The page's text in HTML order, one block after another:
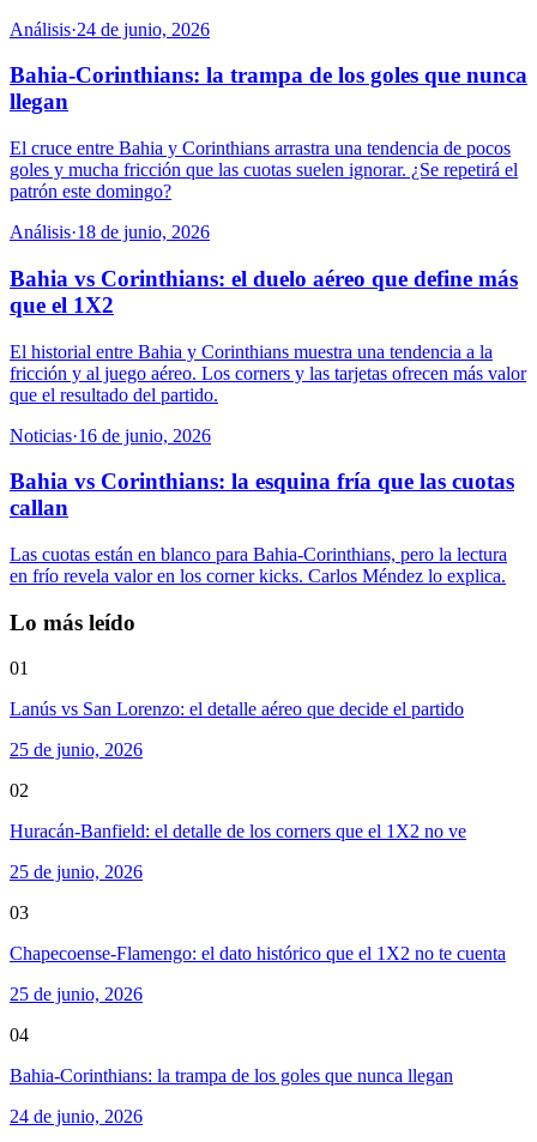
Análisis·24 de junio, 2026
Bahia-Corinthians: la trampa de los goles que nunca
llegan
El cruce entre Bahia y Corinthians arrastra una tendencia de pocos
goles y mucha fricción que las cuotas suelen ignorar. ¿Se repetirá el
patrón este domingo?
Análisis·18 de junio, 2026
Bahia vs Corinthians: el duelo aéreo que define más
que el 1X2
El historial entre Bahia y Corinthians muestra una tendencia a la
fricción y al juego aéreo. Los corners y las tarjetas ofrecen más valor
que el resultado del partido.
Noticias·16 de junio, 2026
Bahia vs Corinthians: la esquina fría que las cuotas
callan
Las cuotas están en blanco para Bahia-Corinthians, pero la lectura
en frío revela valor en los corner kicks. Carlos Méndez lo explica.
Lo más leído
01
Lanús vs San Lorenzo: el detalle aéreo que decide el partido
25 de junio, 2026
02
Huracán-Banfield: el detalle de los corners que el 1X2 no ve
25 de junio, 2026
03
Chapecoense-Flamengo: el dato histórico que el 1X2 no te cuenta
25 de junio, 2026
04
Bahia-Corinthians: la trampa de los goles que nunca llegan
24 de junio, 2026